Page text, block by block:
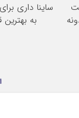
ساینا داری
به